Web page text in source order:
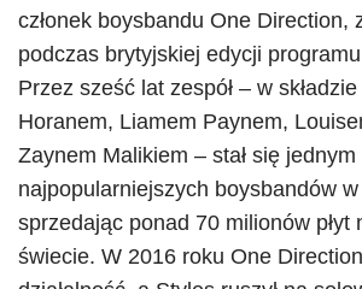
członek boysbandu One Direction,
podczas brytyjskiej edycji
Przez sześć lat zespół – w
Horanem, Liamem Paynem,
Zaynem Malikiem – stał się jednym
najpopularniejszych boysbandów
sprzedając ponad 70 milionów płyt
świecie. W 2016 roku One